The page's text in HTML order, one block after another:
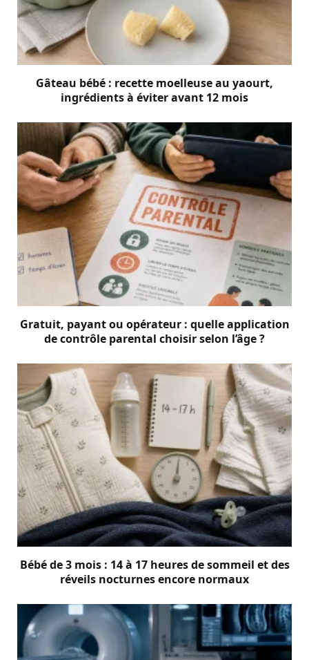
Gâteau bébé : recette moelleuse au yaourt,
ingrédients à éviter avant 12 mois
Gratuit, payant ou opérateur : quelle application
de contrôle parental choisir selon l’âge ?
Bébé de 3 mois : 14 à 17 heures de sommeil et des
réveils nocturnes encore normaux